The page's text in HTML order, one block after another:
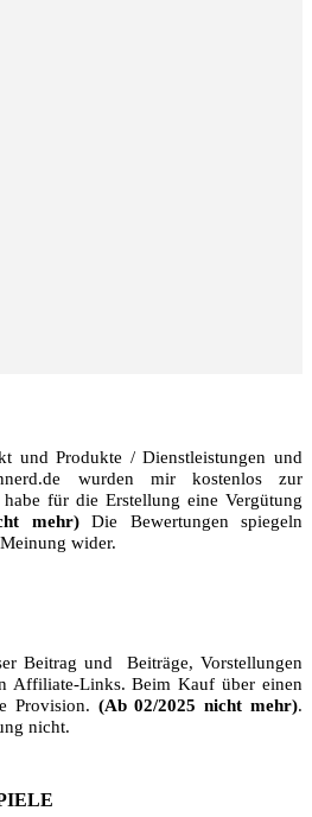
und Produkte / Dienstleistungen und
wurden mir kostenlos zur
für die Erstellung eine Vergütung
mehr)Die Bewertungen spiegeln
wider.
Beitrag und Beiträge, Vorstellungen
Affiliate-Links. Beim Kauf über einen
Provision. (Ab 02/2025 nicht mehr).
nicht.